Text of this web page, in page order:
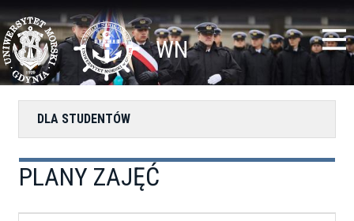
do
treści
high
contrast
WN
DLA STUDENTÓW
PLANY ZAJĘĆ